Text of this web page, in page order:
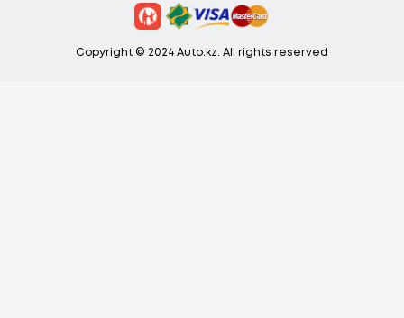
Copyright © 2024 Auto.kz. All rights reserved